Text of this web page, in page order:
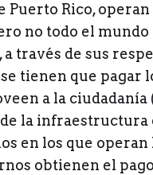
Puerto Rico, operan
no todo el mundo
través de sus
tienen que pagar
a la ciudadanía
la infraestructura
en los que operan
obtienen el pago